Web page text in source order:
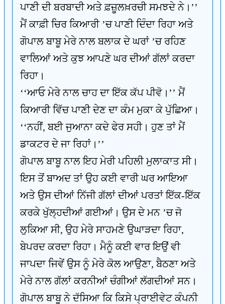
ਪਾਣੀ ਦੀ ਬਰਬਾਦੀ ਅਤੇ ਫ਼ਜ਼ੂਲਖ਼ਰਚੀ ਸਮਝਦੇ ਨੇ।’’
ਮੈਂ ਕਾਫ਼ੀ ਚਿਰ ਕਿਆਰੀ ’ਚ ਪਾਣੀ ਦਿੰਦਾ ਰਿਹਾ ਅਤੇ
ਗੋਪਾਲ ਬਾਬੂ ਮੇਰੇ ਨਾਲ ਬਲਾਕ ਦੇ ਘਰਾਂ ’ਚ ਰਹਿਣ
ਵਾਲਿਆਂ ਅਤੇ ਕੁਝ ਆਪਣੇ ਘਰ ਦੀਆਂ ਗੱਲਾਂ ਕਰਦਾ
ਰਿਹਾ।
‘‘ਆਓ ਮੇਰੇ ਨਾਲ ਚਾਹ ਦਾ ਇੱਕ ਕੱਪ ਪੀਵੋ।’’ ਮੈਂ
ਕਿਆਰੀ ਵਿੱਚ ਪਾਣੀ ਦੇਣ ਦਾ ਕੰਮ ਮੁਕਾ ਕੇ ਪੁੱਛਿਆ।
‘‘ਨਹੀਂ, ਬਈ ਜੁਆਨਾ ਕਦੇ ਫੇਰ ਸਹੀ। ਹੁਣ ਤਾਂ ਮੈਂ
ਡਾਕਟਰ ਦੇ ਜਾ ਰਿਹਾਂ।’’
ਗੋਪਾਲ ਬਾਬੂ ਨਾਲ ਇਹ ਮੇਰੀ ਪਹਿਲੀ ਮੁਲਾਕਾਤ ਸੀ।
ਇਸ ਤੋਂ ਬਾਅਦ ਤਾਂ ਉਹ ਕਈ ਵਾਰੀ ਘਰ ਆਇਆ
ਅਤੇ ਉਸ ਦੀਆਂ ਨਿੱਜੀ ਗੱਲਾਂ ਦੀਆਂ ਪਰਤਾਂ ਇੱਕ-ਇੱਕ
ਕਰਕੇ ਖੁੱਲ੍ਹਦੀਆਂ ਗਈਆਂ। ਉਸ ਦੇ ਮਨ ’ਚ ਜੋ
ਲੁਕਿਆ ਸੀ, ਉਹ ਮੇਰੇ ਸਾਹਮਣੇ ਉਘਾੜਦਾ ਰਿਹਾ,
ਬੇਪਰਦ ਕਰਦਾ ਰਿਹਾ। ਮੈਨੂੰ ਕਈ ਵਾਰ ਇਉਂ ਵੀ
ਜਾਪਦਾ ਜਿਵੇਂ ਉਸ ਨੂੰ ਮੇਰੇ ਕੋਲ ਆਉਣਾ, ਬੈਠਣਾ ਅਤੇ
ਮੇਰੇ ਨਾਲ ਗੱਲਾਂ ਕਰਨੀਆਂ ਚੰਗੀਆਂ ਲੱਗਦੀਆਂ ਸਨ।
ਗੋਪਾਲ ਬਾਬੂ ਨੇ ਦੱਸਿਆ ਕਿ ਕਿਸੇ ਪ੍ਰਾਈਵੇਟ ਕੰਪਨੀ